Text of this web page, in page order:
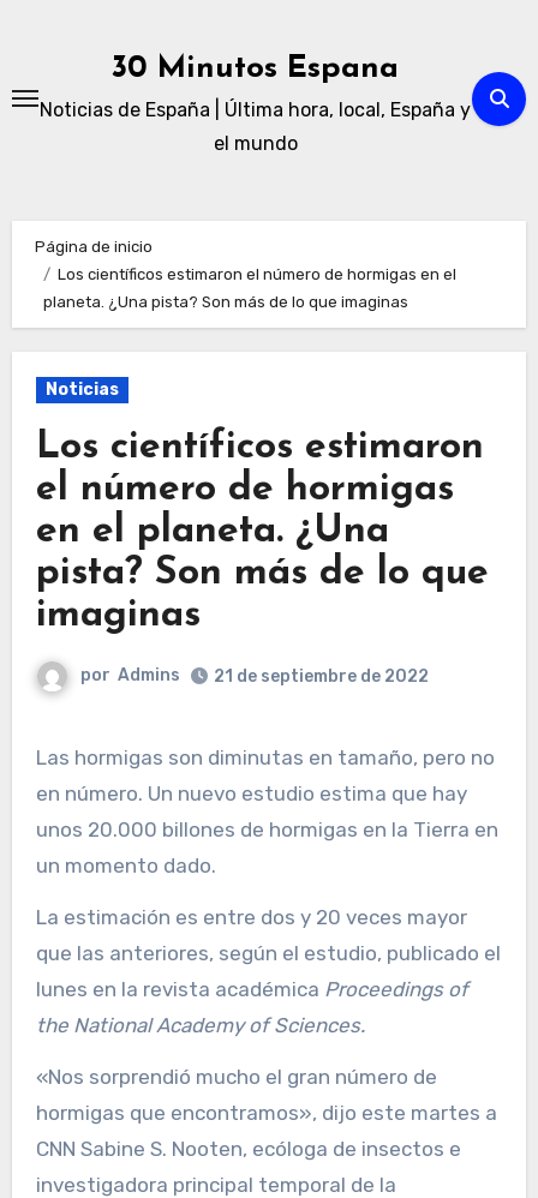
30 Minutos Espana
Noticias de España | Última hora, local, España y
el mundo
Página de inicio
Los científicos estimaron el número de hormigas en el
planeta. ¿Una pista? Son más de lo que imaginas
Noticias
Los científicos estimaron
el número de hormigas
en el planeta. ¿Una
pista? Son más de lo que
imaginas
por Admins 21 de septiembre de 2022
Las hormigas son diminutas en tamaño, pero no
en número. Un nuevo estudio estima que hay
unos 20.000 billones de hormigas en la Tierra en
un momento dado.
La estimación es entre dos y 20 veces mayor
que las anteriores, según el estudio, publicado el
lunes en la revista académica Proceedings of
the National Academy of Sciences.
«Nos sorprendió mucho el gran número de
hormigas que encontramos», dijo este martes a
CNN Sabine S. Nooten, ecóloga de insectos e
investigadora principal temporal de la